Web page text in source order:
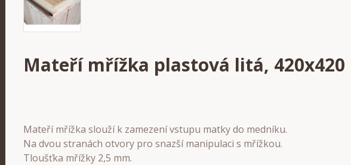
Mateří mřížka plastová litá, 420x420
Mateří mřížka slouží k zamezení vstupu matky do medníku.
Na dvou stranách otvory pro snazší manipulaci s mřížkou.
Tloušťka mřížky 2,5 mm.